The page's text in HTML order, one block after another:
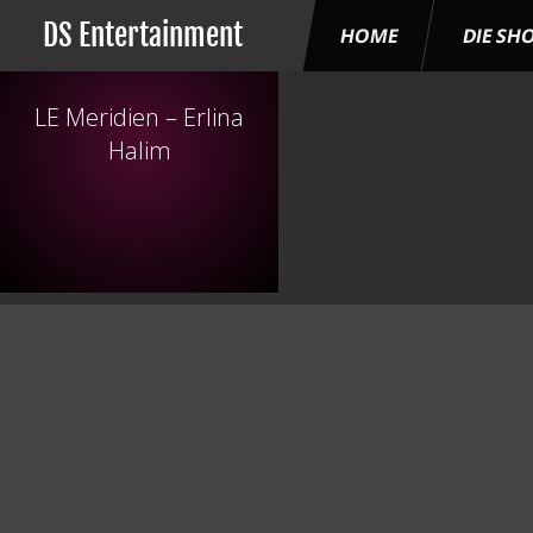
DS Entertainment HOME DIE
LE Meridien – Erlina
Halim